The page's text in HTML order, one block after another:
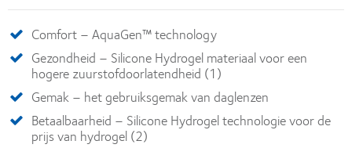
Comfort – AquaGen™ technology
Gezondheid – Silicone Hydrogel materiaal voor een
hogere zuurstofdoorlatendheid (1)
Gemak – het gebruiksgemak van daglenzen
Betaalbaarheid – Silicone Hydrogel technologie voor de
prijs van hydrogel (2)